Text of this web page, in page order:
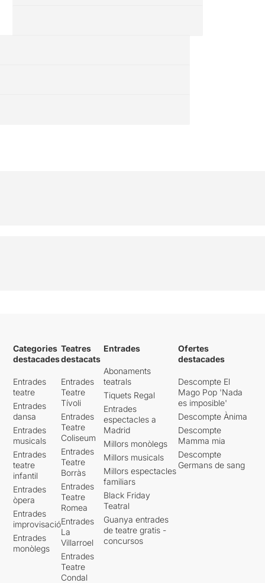
Categories
destacades
Entrades
teatre
Entrades
dansa
Entrades
musicals
Entrades
teatre
infantil
Entrades
òpera
Entrades
improvisació
Entrades
monòlegs
Teatres
destacats
Entrades
Teatre
Tívoli
Entrades
Teatre
Coliseum
Entrades
Teatre
Borràs
Entrades
Teatre
Romea
Entrades
La
Villarroel
Entrades
Teatre
Condal
Entrades
Abonaments
teatrals
Tiquets Regal
Entrades
espectacles a
Madrid
Millors monòlegs
Millors musicals
Millors espectacles
familiars
Black Friday
Teatral
Guanya entrades
de teatre gratis -
concursos
Ofertes
destacades
Descompte El
Mago Pop 'Nada
es imposible'
Descompte Ànima
Descompte
Mamma mia
Descompte
Germans de sang